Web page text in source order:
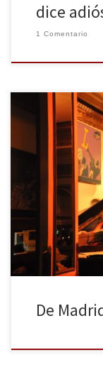
dice
1 Comentario
De todas las cosas
imprescindibles
a un concierto de
corazón de
cruzar las […]
De